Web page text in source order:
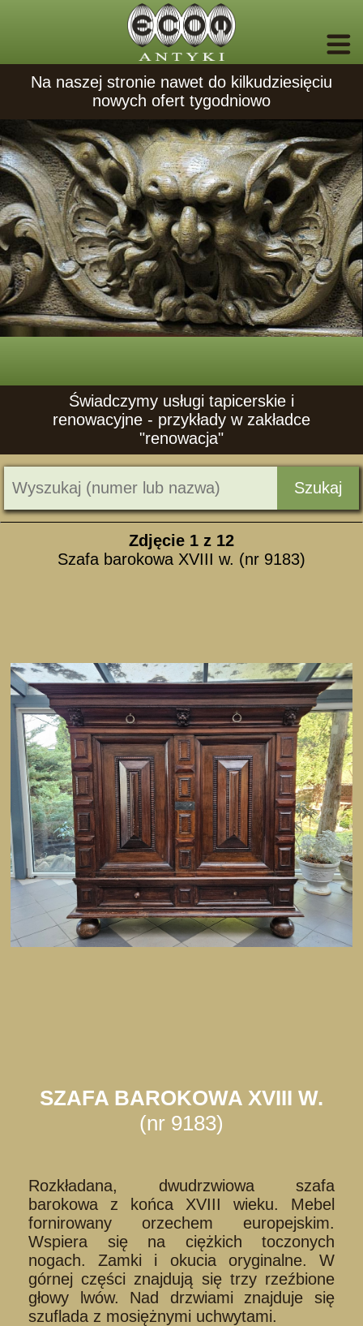
Na naszej stronie nawet do kilkudziesięciu
nowych ofert tygodniowo
Świadczymy usługi tapicerskie i
renowacyjne - przykłady w zakładce
"renowacja"
Szukaj
Zdjęcie 1 z 12
Szafa barokowa XVIII w. (nr 9183)
SZAFA BAROKOWA XVIII W.
(nr 9183)
Rozkładana, dwudrzwiowa szafa
barokowa z końca XVIII wieku. Mebel
fornirowany orzechem europejskim.
Wspiera się na ciężkich toczonych
nogach. Zamki i okucia oryginalne. W
górnej części znajdują się trzy rzeźbione
głowy lwów. Nad drzwiami znajduje się
szuflada z mosiężnymi uchwytami.